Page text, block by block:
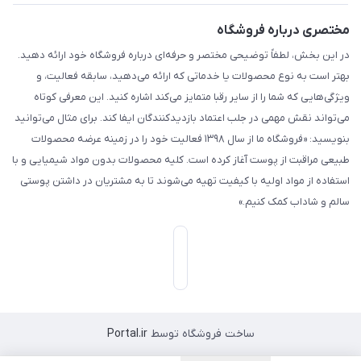
مختصری درباره فروشگاه
در این بخش، لطفاً توضیحی مختصر و حرفه‌ای درباره فروشگاه خود ارائه دهید.
بهتر است به نوع محصولات یا خدماتی که ارائه می‌دهید، سابقه فعالیت، و
ویژگی‌هایی که شما را از سایر رقبا متمایز می‌کند اشاره کنید. این معرفی کوتاه
می‌تواند نقش مهمی در جلب اعتماد بازدیدکنندگان ایفا کند. برای مثال می‌توانید
بنویسید: «فروشگاه ما از سال ۱۳۹۸ فعالیت خود را در زمینه عرضه محصولات
طبیعی مراقبت از پوست آغاز کرده است. کلیه محصولات بدون مواد شیمیایی و با
استفاده از مواد اولیه با کیفیت تهیه می‌شوند تا به مشتریان در داشتن پوستی
سالم و شاداب کمک کنیم.»
ساخت فروشگاه توسطPortal.ir